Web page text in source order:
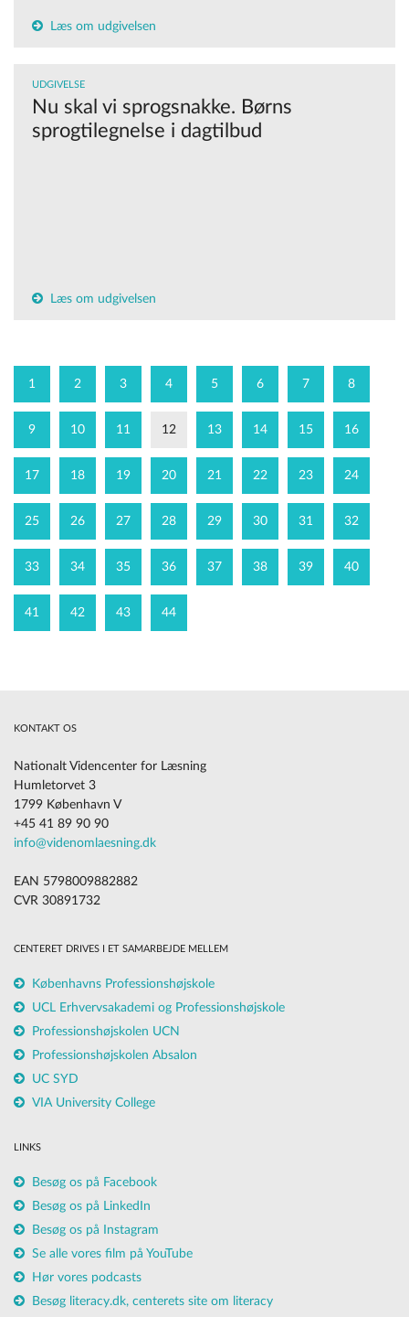
Læs om udgivelsen
UDGIVELSE
Nu skal vi sprogsnakke. Børns
sprogtilegnelse i dagtilbud
Læs om udgivelsen
1 2 3 4 5 6 7 8
9 10 11 12 13 14 15 16
17 18 19 20 21 22 23 24
25 26 27 28 29 30 31 32
33 34 35 36 37 38 39 40
41 42 43 44
KONTAKT OS
Nationalt Videncenter for Læsning
Humletorvet 3
1799 København V
+45 41 89 90 90
info@videnomlaesning.dk
EAN 5798009882882
CVR 30891732
CENTERET DRIVES I ET SAMARBEJDE MELLEM
Københavns Professionshøjskole
UCL Erhvervsakademi og Professionshøjskole
Professionshøjskolen UCN
Professionshøjskolen Absalon
UC SYD
VIA University College
LINKS
Besøg os på Facebook
Besøg os på LinkedIn
Besøg os på Instagram
Se alle vores film på YouTube
Hør vores podcasts
Besøg literacy.dk, centerets site om literacy